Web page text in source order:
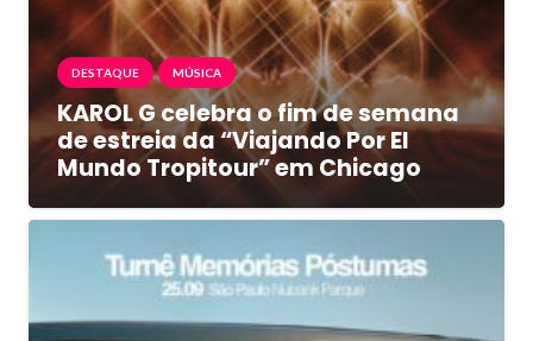
DESTAQUE MÚSICA
KAROL G celebra o fim de semana
de estreia da “Viajando Por El
Mundo Tropitour” em Chicago